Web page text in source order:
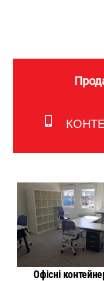
Офісні